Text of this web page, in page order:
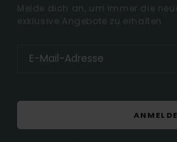
Melde dich an, um immer die
exklusive Angebote zu erhalten.